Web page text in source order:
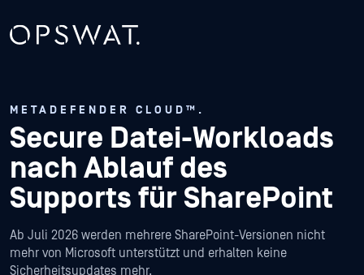
METADEFENDER CLOUD™.
Secure Datei-Workloads
nach Ablauf des
Supports für SharePoint
Ab Juli 2026 werden mehrere SharePoint-Versionen nicht
mehr von Microsoft unterstützt und erhalten keine
Sicherheitsupdates mehr.